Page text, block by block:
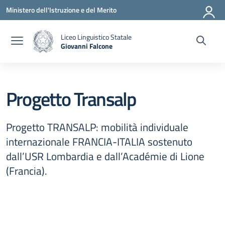
Vai ai contenuti
Vai al menu di navigazione
Vai al footer
Ministero dell'Istruzione e del Merito
Liceo Linguistico Statale
Giovanni Falcone
Progetto Transalp
Progetto TRANSALP: mobilità individuale
internazionale FRANCIA-ITALIA sostenuto
dall’USR Lombardia e dall’Académie di Lione
(Francia).